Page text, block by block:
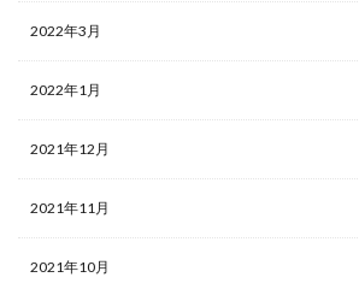
2022年3月
2022年1月
2021年12月
2021年11月
2021年10月